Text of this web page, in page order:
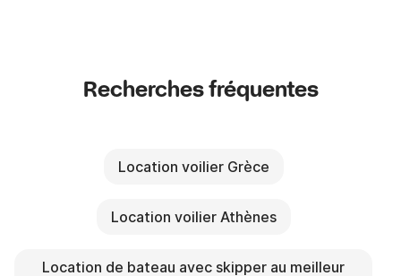
Recherches fréquentes
Location voilier Grèce
Location voilier Athènes
Location de bateau avec skipper au meilleur